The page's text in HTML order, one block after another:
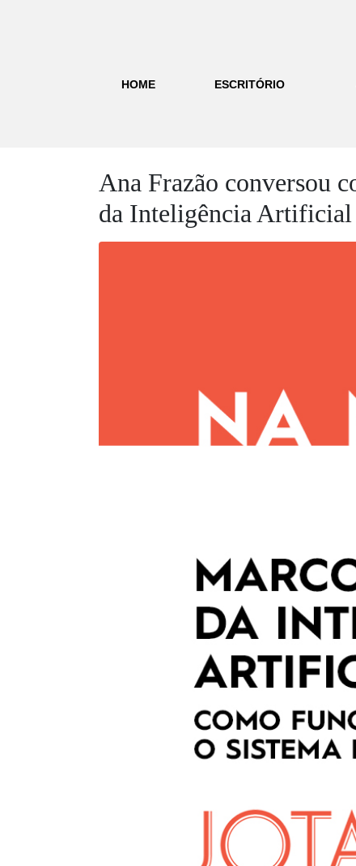
HOME ESCRITÓRIO
Ana Frazão conversou
da Inteligência Artificial